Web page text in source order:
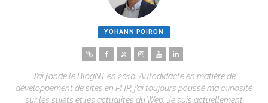
YOHANN POIRON
J’ai fondé le BlogNT en 2010. Autodidacte en matière de
développement de sites en PHP, j’ai toujours poussé ma curiosité
sur les sujets et les actualités du Web. Je suis actuellement